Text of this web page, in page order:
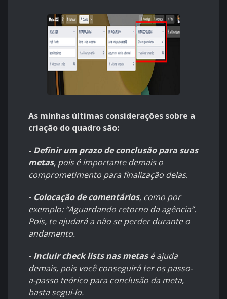
As minhas últimas considerações sobre a
criação do quadro são:
- Definir um prazo de conclusão para suas
metas, pois é importante demais o
comprometimento para finalização delas.
- Colocação de comentários, como por
exemplo: “Aguardando retorno da agência”.
Pois, te ajudará a não se perder durante o
andamento.
- Incluir check lists nas metasé ajuda
demais, pois você conseguirá ter os passo-
a-passo teórico para conclusão da meta,
basta segui-lo.